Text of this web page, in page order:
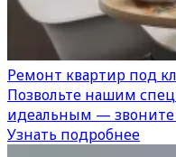
Ремонт квартир под
Позвольте нашим
идеальным — звоните
Узнать подробнее